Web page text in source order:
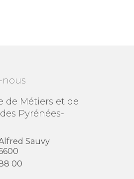
nous
de Métiers et de
Pyrénées-
Sauvy
00